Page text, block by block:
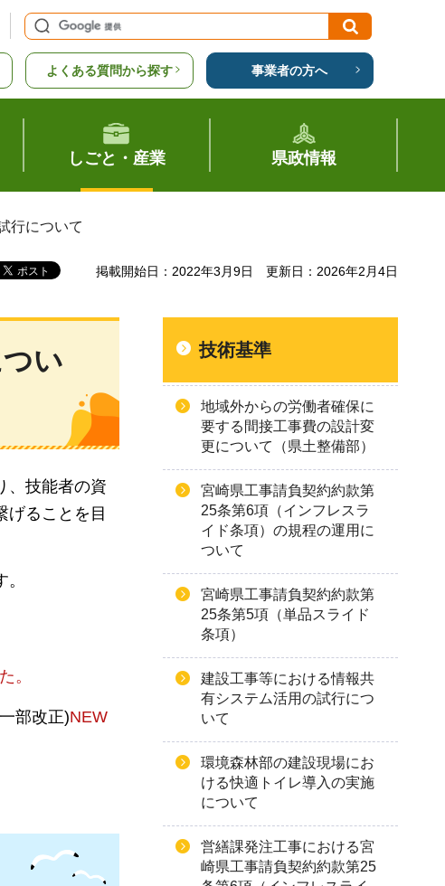
よくある質問から探す 事業者の方へ
しごと・産業 県政情報
行について
掲載開始日：2022年3月9日 更新日：2026年2月4日
い
、技能者の資
げることを目
。
部改正)NEW
技術基準
地域外からの労働者確保に
要する間接工事費の設計変
更について（県土整備部）
宮崎県工事請負契約約款第
25条第6項（インフレスラ
イド条項）の規程の運用に
ついて
宮崎県工事請負契約約款第
25条第5項（単品スライド
条項）
建設工事等における情報共
有システム活用の試行につ
いて
環境森林部の建設現場にお
ける快適トイレ導入の実施
について
営繕課発注工事における宮
崎県工事請負契約約款第25